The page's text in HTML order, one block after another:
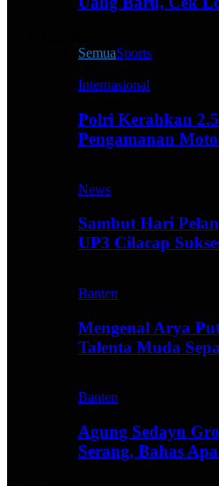
SemuaSports
Internasional
Polri Kerahkan
Pengamanan
News
Sambut Hari
UP3 Cilacap
Banten
Mengenal Arya
Talenta Muda
Banten
Agung Sedayu
Serang, Bahas